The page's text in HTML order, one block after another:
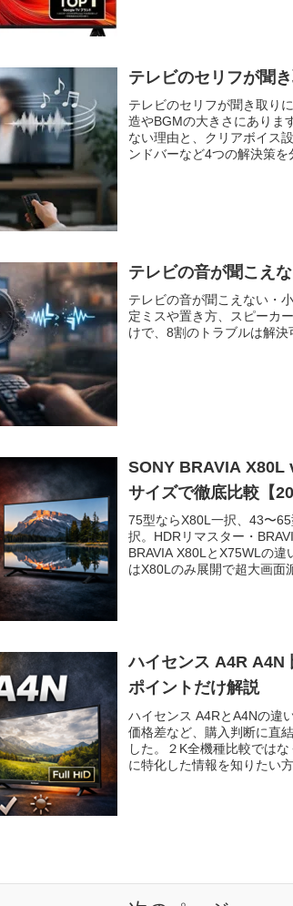
テレビのセリフが聞
テレビのセリフが聞き取り
造やBGMの大きさにありま
ない理由と、クリアボイス
ンドバーなど4つの解決策を
テレビの音が聞こえ
テレビの音が聞こえない・
定ミスや置き方、スピーカ
けで、8割のトラブルは解決
SONY BRAVIA X80L
サイズで徹底比較【
75型ならX80L一択、43〜
択。HDRリマスター・
BRAVIA X80LとX75WLの
はX80Lのみ展開で超大画面
ハイセンス A4R A4N
ポイントだけ解説
ハイセンス A4RとA4Nの違
価格差など、購入判断に直
した。２K全機種比較では
に特化した情報を知りたい